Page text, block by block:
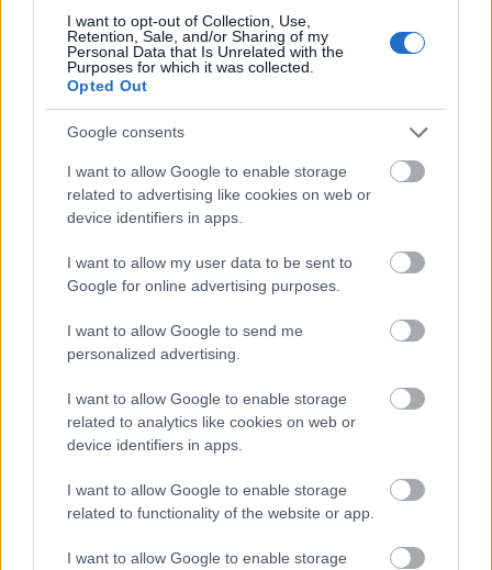
I want to opt-out of Collection, Use,
Retention, Sale, and/or Sharing of my
Personal Data that Is Unrelated with the
Purposes for which it was collected.
Opted Out
Google consents
I want to allow Google to enable storage
related to advertising like cookies on web or
device identifiers in apps.
I want to allow my user data to be sent to
Google for online advertising purposes.
I want to allow Google to send me
personalized advertising.
I want to allow Google to enable storage
related to analytics like cookies on web or
device identifiers in apps.
I want to allow Google to enable storage
related to functionality of the website or app.
I want to allow Google to enable storage
Fotók: Barakonyi Szabolcs
Húszéves a Guns N’ Roses Use Your
Illusion dupla duplalemeze
Lángoló Gitárok • 2011. szeptember 17.
Guns N" Roseshosszú évek óta Axl Rose
különcködésével egyenlő, amit még a tizenakárhány
év szünet után kiadottChinese Democracy
sem volt